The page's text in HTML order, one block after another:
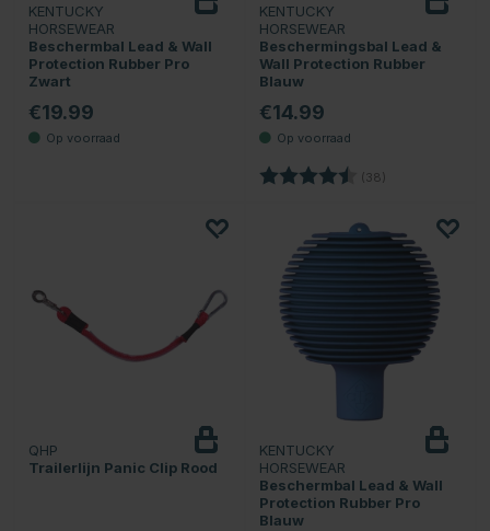
KENTUCKY
HORSEWEAR
Beschermbal Lead & Wall
Protection Rubber Pro
Zwart
€19.99
KENTUCKY
HORSEWEAR
Beschermingsbal Lead &
Wall Protection Rubber
Blauw
€14.99
Beoordeling: (38)
QHP
Trailerlijn Panic Clip Rood
KENTUCKY
HORSEWEAR
Beschermbal Lead & Wall
Protection Rubber Pro
Blauw